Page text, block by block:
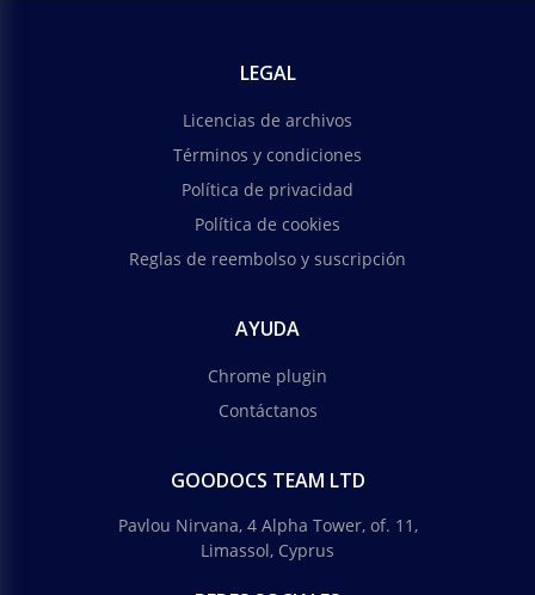
LEGAL
Licencias de archivos
Términos y condiciones
Política de privacidad
Política de cookies
Reglas de reembolso y suscripción
AYUDA
Chrome plugin
Contáctanos
GOODOCS TEAM LTD
Pavlou Nirvana, 4 Alpha Tower, of. 11,
Limassol, Cyprus